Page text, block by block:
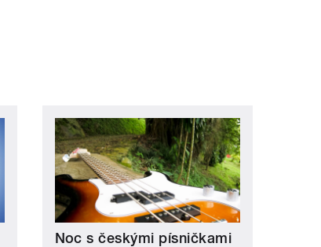
Noc s českými písničkami